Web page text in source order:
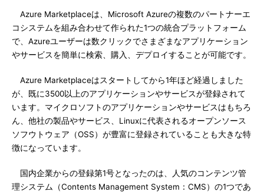
Azure Marketplaceは、Microsoft Azureの複数のパートナーエ
コシステムを組み合わせて作られた1つの統合プラットフォーム
で、Azureユーザーは数クリックでさまざまなアプリケーション
やサービスを簡単に検索、購入、デプロイすることが可能です。
Azure Marketplaceはスタートしてから1年ほど経過しました
が、既に3500以上のアプリケーションやサービスが登録されて
います。マイクロソフトのアプリケーションやサービスはもちろ
ん、他社の製品やサービス、Linuxに代表されるオープンソース
ソフウトウェア（OSS）が豊富に登録されていることも大きな特
徴になっています。
国内企業からの登録第1号となったのは、人気のコンテンツ管
理システム（Contents Management System：CMS）の1つであ